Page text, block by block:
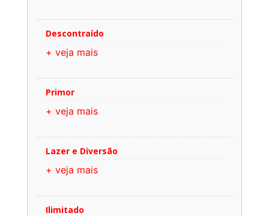
Descontraído
+ veja mais
Primor
+ veja mais
Lazer e Diversão
+ veja mais
Ilimitado